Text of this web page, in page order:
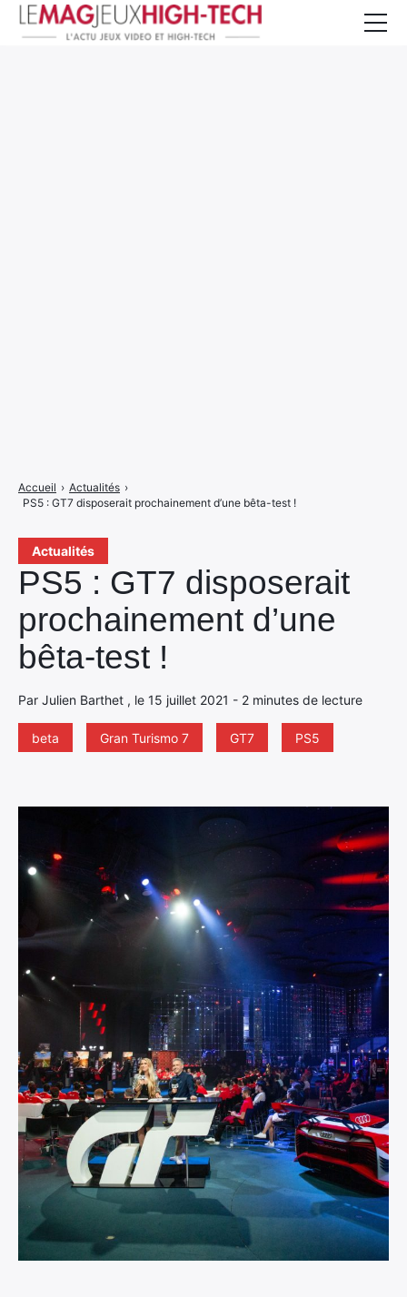
Actualités
PS5 : GT7 disposerait
prochainement d’une
bêta-test !
Par Julien Barthet , le 15 juillet 2021 - 2 minutes de lecture
beta Gran Turismo 7 GT7 PS5
Accueil › Actualités ›
PS5 : GT7 disposerait prochainement d’une bêta-test !